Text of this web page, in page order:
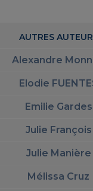
AUTRES
Alexandre
Elodie
Emilie Gardes
Julie François
Julie Manière
Mélissa Cruz